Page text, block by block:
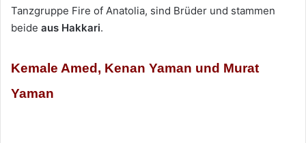
Tanzgruppe Fire of Anatolia, sind Brüder und stammen
beide aus Hakkari.
Kemale Amed, Kenan Yaman und Murat
Yaman